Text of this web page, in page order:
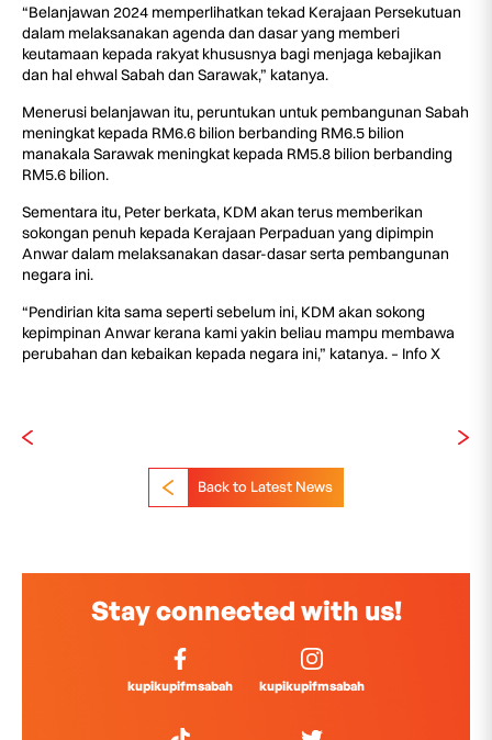
“Belanjawan 2024 memperlihatkan tekad Kerajaan Persekutuan
dalam melaksanakan agenda dan dasar yang memberi
keutamaan kepada rakyat khususnya bagi menjaga kebajikan
dan hal ehwal Sabah dan Sarawak,” katanya.
Menerusi belanjawan itu, peruntukan untuk pembangunan Sabah
meningkat kepada RM6.6 bilion berbanding RM6.5 bilion
manakala Sarawak meningkat kepada RM5.8 bilion berbanding
RM5.6 bilion.
Sementara itu, Peter berkata, KDM akan terus memberikan
sokongan penuh kepada Kerajaan Perpaduan yang dipimpin
Anwar dalam melaksanakan dasar-dasar serta pembangunan
negara ini.
“Pendirian kita sama seperti sebelum ini, KDM akan sokong
kepimpinan Anwar kerana kami yakin beliau mampu membawa
perubahan dan kebaikan kepada negara ini,” katanya. – Info X
Back to Latest News
Stay connected with us!
kupikupifmsabah kupikupifmsabah